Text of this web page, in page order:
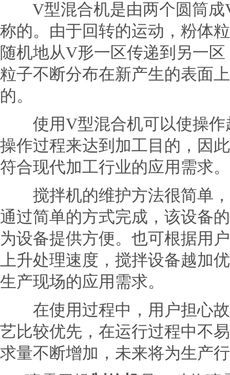
V型混合机是由两个圆筒成V
称的。由于回转的运动，粉体
随机地从V形一区传递到另一
粒子不断分布在新产生的表面
的。
使用V型混合机可以使操作
操作过程来达到加工目的，因
符合现代加工行业的应用需求。
搅拌机的维护方法很简单，
通过简单的方式完成，该设备
为设备提供方便。也可根据用
上升处理速度，搅拌设备越加
生产现场的应用需求。
在使用过程中，用户担心故
艺比较优先，在运行过程中不
求量不断增加，未来将为生产